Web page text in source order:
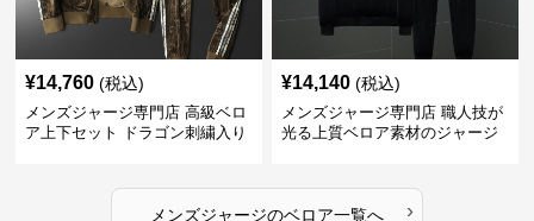
¥14,760 (税込)
メンズジャージ専門店 高級ベロ
ア上下セット ドラゴン刺繍入り
¥14,140 (税込)
メンズジャージ専門店 職人技が
光る上質ベロア素材のジャージ
メンズジャージのベロア一覧へ ›